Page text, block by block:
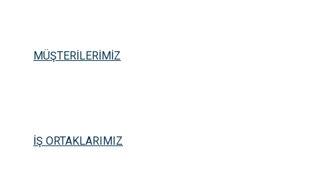
MÜŞTERİLERİMİZ
İŞ ORTAKLARIMIZ